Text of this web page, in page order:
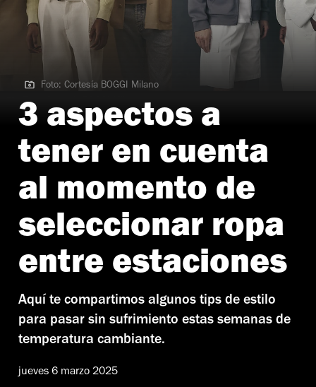
Foto: Cortesía BOGGI Milano
Foto: Cortesía BOGGI Milano
3 aspectos a
tener en cuenta
al momento de
seleccionar ropa
entre estaciones
Aquí te compartimos algunos tips de estilo
para pasar sin sufrimiento estas semanas de
temperatura cambiante.
jueves 6 marzo 2025